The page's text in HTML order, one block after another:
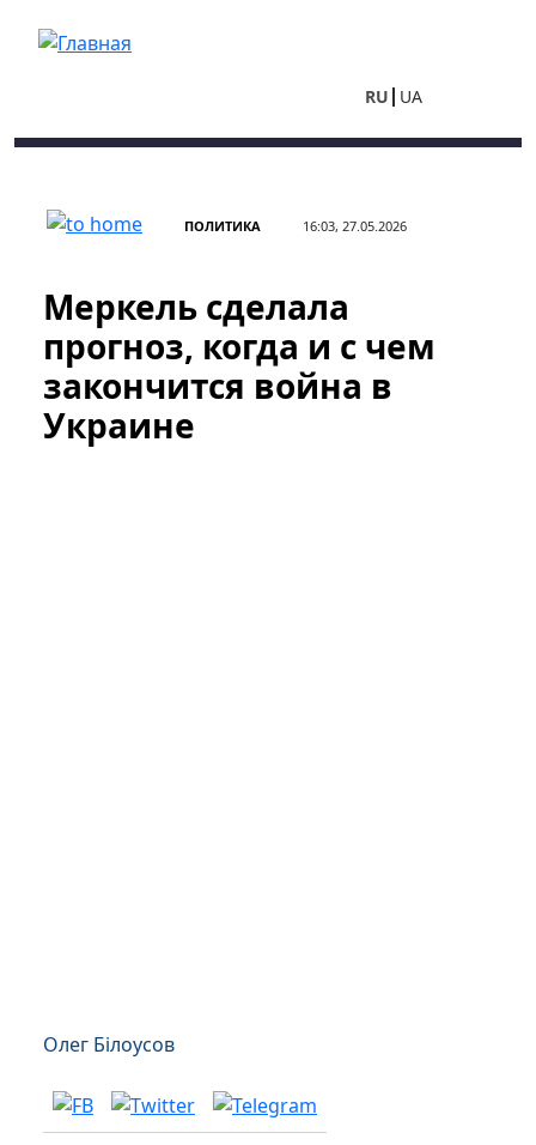
RU UA
ПОЛИТИКА 16:03, 27.05.2026
Меркель сделала
прогноз, когда и с чем
закончится война в
Украине
Олег Білоусов